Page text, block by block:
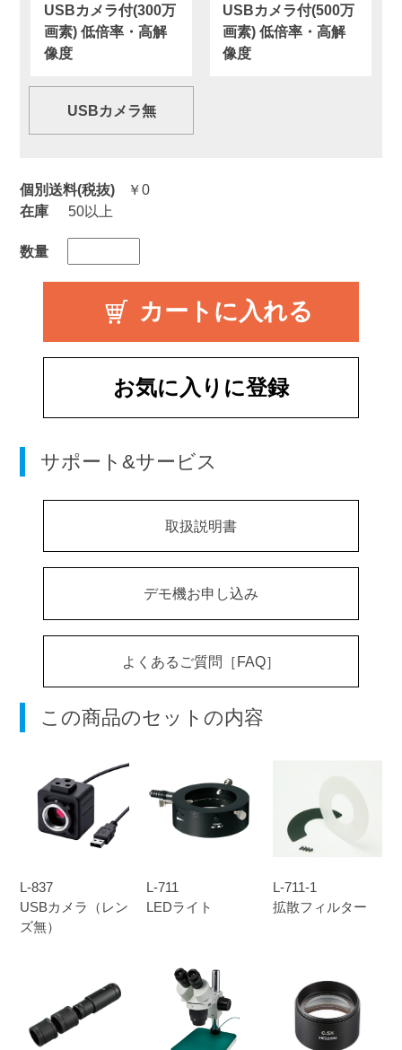
個別送料(税抜) ￥0
USBカメラ付(300万
画素) 低倍率・高解
像度
USBカメラ付(500万
画素) 低倍率・高解
像度
USBカメラ無
在庫 50以上
数量
お気に入りに登録
サポート&サービス
取扱説明書
デモ機お申し込み
よくあるご質問［FAQ］
この商品のセットの内容
L-837
USBカメラ（レン
ズ無）
L-711
LEDライト
L-711-1
拡散フィルター